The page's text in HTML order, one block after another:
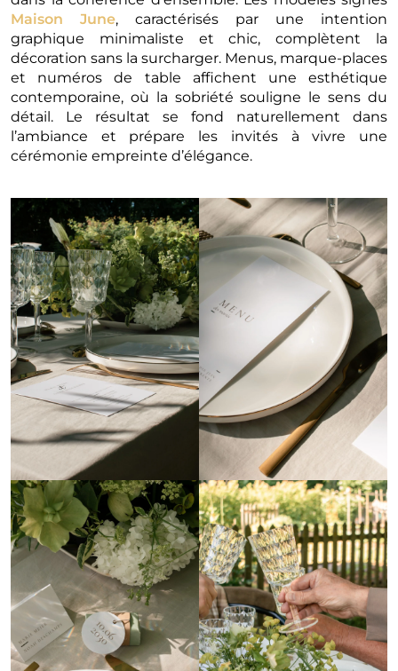
Maison June, caractérisés par une intention
graphique minimaliste et chic, complètent la
décoration sans la surcharger. Menus, marque-places
et numéros de table affichent une esthétique
contemporaine, où la sobriété souligne le sens du
détail. Le résultat se fond naturellement dans
l’ambiance et prépare les invités à vivre une
cérémonie empreinte d’élégance.